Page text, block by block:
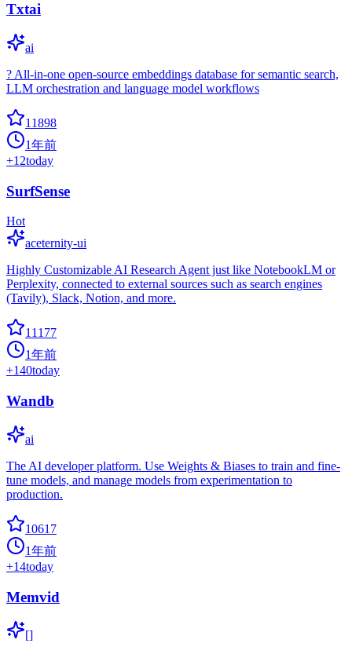
Txtai
ai
? All-in-one open-source embeddings database for semantic search,
LLM orchestration and language model workflows
11898
1年前
+12today
SurfSense
Hot
aceternity-ui
Highly Customizable AI Research Agent just like NotebookLM or
Perplexity, connected to external sources such as search engines
(Tavily), Slack, Notion, and more.
11177
1年前
+140today
Wandb
ai
The AI developer platform. Use Weights & Biases to train and fine-
tune models, and manage models from experimentation to
production.
10617
1年前
+14today
Memvid
[]